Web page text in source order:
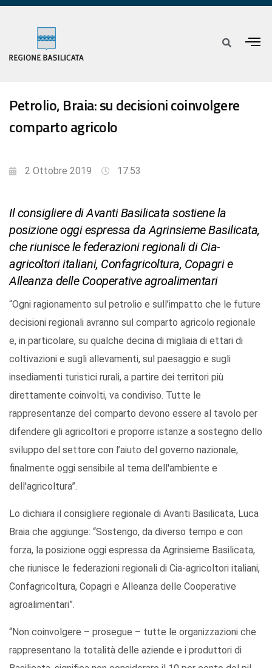
Petrolio, Braia: su decisioni coinvolgere
comparto agricolo
2 Ottobre 2019 17:53
Il consigliere di Avanti Basilicata sostiene la
posizione oggi espressa da Agrinsieme Basilicata,
che riunisce le federazioni regionali di Cia-
agricoltori italiani, Confagricoltura, Copagri e
Alleanza delle Cooperative agroalimentari
“Ogni ragionamento sul petrolio e sull’impatto che le future
decisioni regionali avranno sul comparto agricolo regionale
e, in particolare, su qualche decina di migliaia di ettari di
coltivazioni e sugli allevamenti, sul paesaggio e sugli
insediamenti turistici rurali, a partire dei territori più
direttamente coinvolti, va condiviso. Tutte le
rappresentanze del comparto devono essere al tavolo per
difendere gli agricoltori e proporre istanze a sostegno dello
sviluppo del settore con l’aiuto del governo nazionale,
finalmente oggi sensibile al tema dell'ambiente e
dell'agricoltura”.
Lo dichiara il consigliere regionale di Avanti Basilicata, Luca
Braia che aggiunge: “Sostengo, da diverso tempo e con
forza, la posizione oggi espressa da Agrinsieme Basilicata,
che riunisce le federazioni regionali di Cia-agricoltori italiani,
Confagricoltura, Copagri e Alleanza delle Cooperative
agroalimentari”.
“Non coinvolgere – prosegue – tutte le organizzazioni che
rappresentano la totalità delle aziende e i produttori di